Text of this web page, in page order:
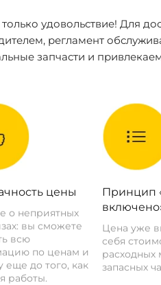
удовольствие! Для
регламент
запчасти и
цены
о неприятных
вы сможете
всю
по ценам и
еще до того, как
работы.
Принцип
Цена уже
себя
расходных
запасных